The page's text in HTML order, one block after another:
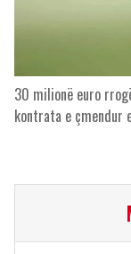
30 milionë euro
kontrata e çmendur